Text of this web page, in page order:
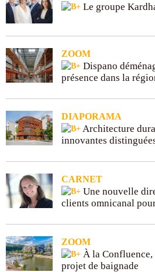
Le groupe
ZOOM
Dispano
présence dans la
DIAPORAMA
Architecture
innovantes
CARNET
Une nouvelle
clients omnicanal
ZOOM
À la
projet de baignade